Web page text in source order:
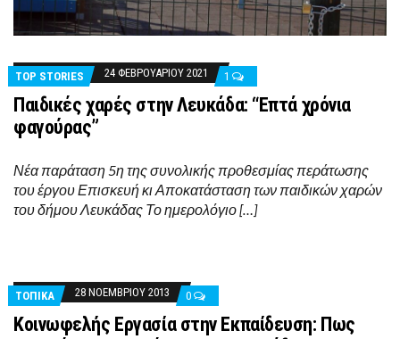
TOP STORIES 24 ΦΕΒΡΟΥΑΡΊΟΥ 2021 1
Παιδικές χαρές στην Λευκάδα: “Επτά χρόνια
φαγούρας”
Νέα παράταση 5η της συνολικής προθεσμίας περάτωσης
του έργου Επισκευή κι Αποκατάσταση των παιδικών χαρών
του δήμου Λευκάδας Το ημερολόγιο […]
ΤΟΠΙΚΑ 28 ΝΟΕΜΒΡΊΟΥ 2013 0
Κοινωφελής Εργασία στην Εκπαίδευση: Πως